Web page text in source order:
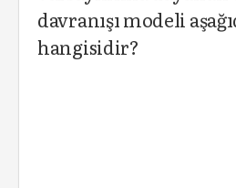
davranışı modeli
hangisidir?